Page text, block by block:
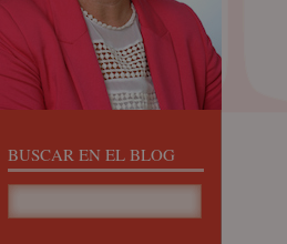
BUSCAR EN EL BLOG